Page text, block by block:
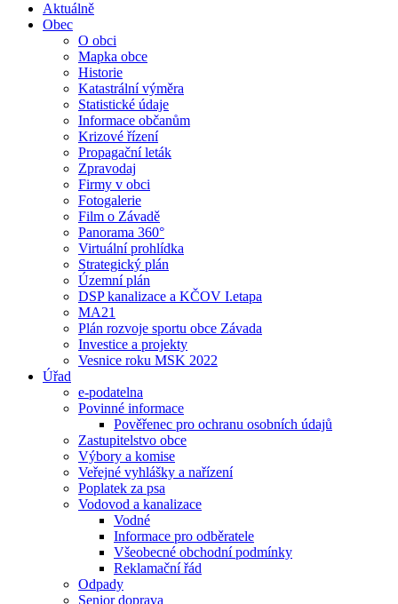
Aktuálně
Obec
O obci
Mapka obce
Historie
Katastrální výměra
Statistické údaje
Informace občanům
Krizové řízení
Propagační leták
Zpravodaj
Firmy v obci
Fotogalerie
Film o Závadě
Panorama 360°
Virtuální prohlídka
Strategický plán
Územní plán
DSP kanalizace a KČOV I.etapa
MA21
Plán rozvoje sportu obce Závada
Investice a projekty
Vesnice roku MSK 2022
Úřad
e-podatelna
Povinné informace
Pověřenec pro ochranu osobních údajů
Zastupitelstvo obce
Výbory a komise
Veřejné vyhlášky a nařízení
Poplatek za psa
Vodovod a kanalizace
Vodné
Informace pro odběratele
Všeobecné obchodní podmínky
Reklamační řád
Odpady
Senior doprava